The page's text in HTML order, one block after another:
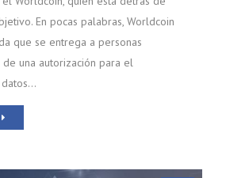
En pocas palabras, Worldcoin
que se entrega a personas
una autorización para el
datos…